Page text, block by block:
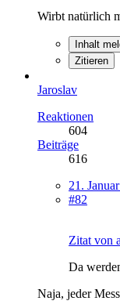
Wirbt natürlich
Inhalt
Zitieren
Jaroslav
Reaktionen
604
Beiträge
616
21.
#82
Zitat von
Da
Naja, jeder